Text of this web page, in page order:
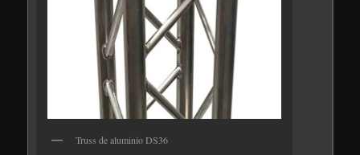
Truss de aluminio DS36